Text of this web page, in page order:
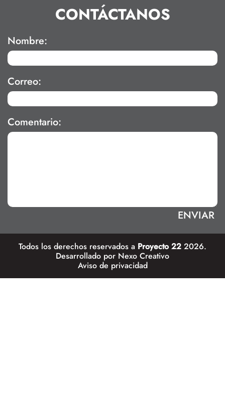
CONTÁCTANOS
Nombre:
Correo:
Comentario:
Todos los derechos reservados a Proyecto 22 2026.
Desarrollado por Nexo Creativo
Aviso de privacidad